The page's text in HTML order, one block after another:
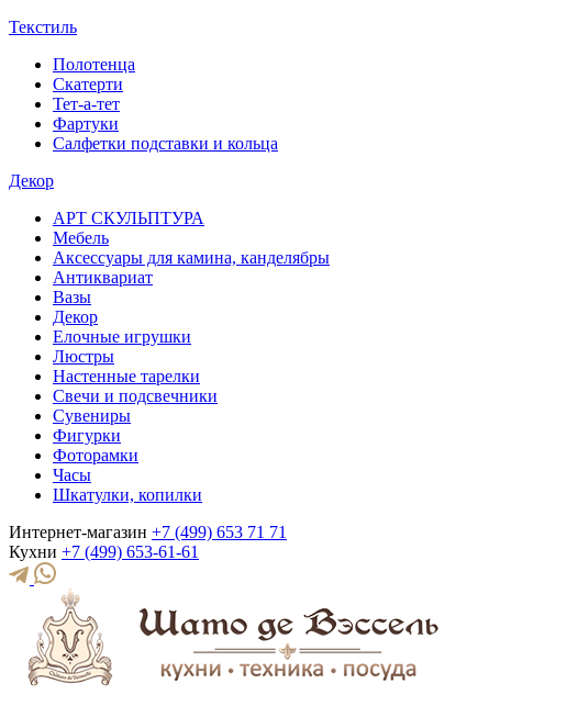
Текстиль
Полотенца
Скатерти
Тет-а-тет
Фартуки
Салфетки подставки и кольца
Декор
АРТ СКУЛЬПТУРА
Мебель
Аксессуары для камина, канделябры
Антиквариат
Вазы
Декор
Елочные игрушки
Люстры
Настенные тарелки
Свечи и подсвечники
Сувениры
Фигурки
Фоторамки
Часы
Шкатулки, копилки
Интернет-магазин +7 (499) 653 71 71
Кухни +7 (499) 653-61-61